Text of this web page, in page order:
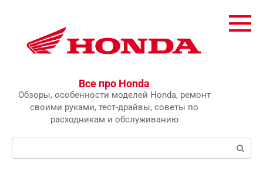
Все про Honda
Обзоры, особенности моделей Honda, ремонт
своими руками, тест-драйвы, советы по
расходникам и обслуживанию